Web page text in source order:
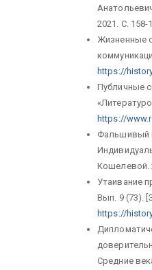
2021. С. 158-
Жизненные
https://
Публичные
https://
Фальшивый
Кошелевой.
Утаивание
Вып. 9 (73).
https://
Средние